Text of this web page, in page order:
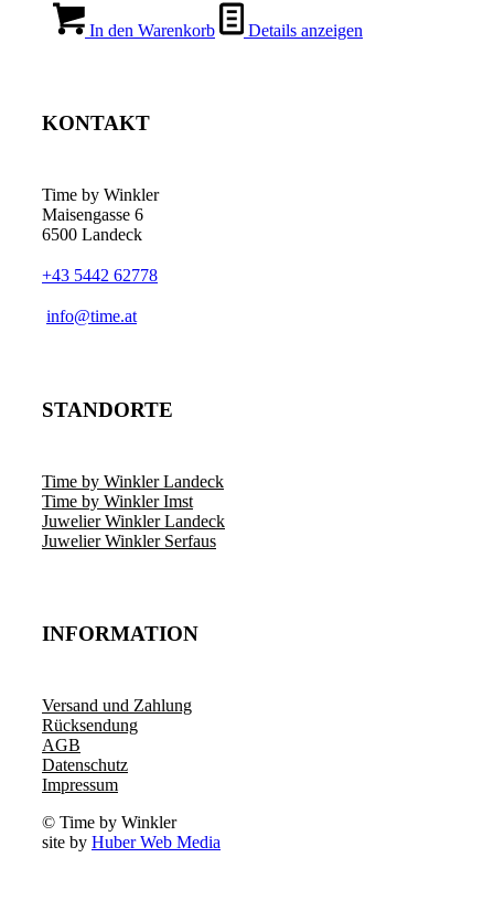
In den Warenkorb Details anzeigen
KONTAKT
Time by Winkler
Maisengasse 6
6500 Landeck
+43 5442 62778
­info@time.at
STANDORTE
Time by Winkler Landeck
Time by Winkler Imst
Juwelier Winkler Landeck
Juwelier Winkler Serfaus
INFORMATION
Versand und Zahlung
Rücksendung
AGB
Datenschutz
Impressum
© Time by Winkler
site by Huber Web Media